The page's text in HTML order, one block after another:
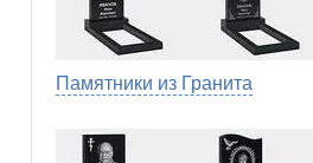
Памятники из Гранита